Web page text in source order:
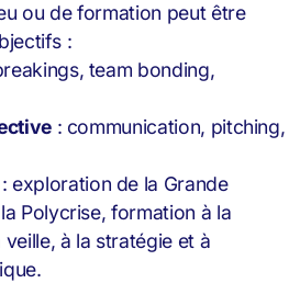
ou de formation peut être
:
team bonding,
: communication, pitching,
: exploration de la Grande
Polycrise, formation à la
à la stratégie et à